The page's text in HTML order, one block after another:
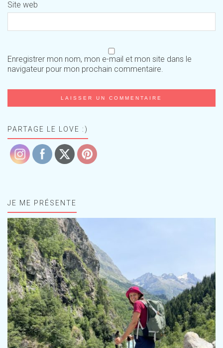
Site web
Enregistrer mon nom, mon e-mail et mon site dans le
navigateur pour mon prochain commentaire.
PARTAGE LE LOVE :)
JE ME PRÉSENTE